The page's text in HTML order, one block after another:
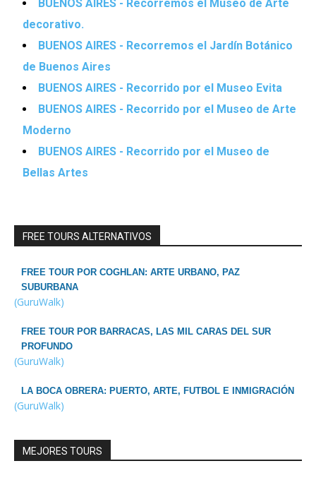
BUENOS AIRES - Recorremos el Museo de Arte
decorativo.
BUENOS AIRES - Recorremos el Jardín Botánico
de Buenos Aires
BUENOS AIRES - Recorrido por el Museo Evita
BUENOS AIRES - Recorrido por el Museo de Arte
Moderno
BUENOS AIRES - Recorrido por el Museo de
Bellas Artes
FREE TOURS ALTERNATIVOS
FREE TOUR POR COGHLAN: ARTE URBANO, PAZ
SUBURBANA
(GuruWalk)
FREE TOUR POR BARRACAS, LAS MIL CARAS DEL SUR
PROFUNDO
(GuruWalk)
LA BOCA OBRERA: PUERTO, ARTE, FUTBOL E INMIGRACIÓN
(GuruWalk)
MEJORES TOURS